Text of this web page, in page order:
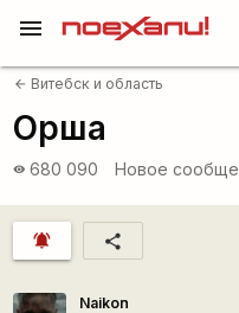
menu
arrow_back Витебск и область
Орша
visibility 680 090 Новое
notifications_active share
Naikon